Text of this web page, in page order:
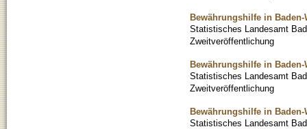
Bewährungshilfe in Baden-
Statistisches Landesamt
Zweitveröffentlichung
Bewährungshilfe in Baden-
Statistisches Landesamt
Zweitveröffentlichung
Bewährungshilfe in Baden-
Statistisches Landesamt